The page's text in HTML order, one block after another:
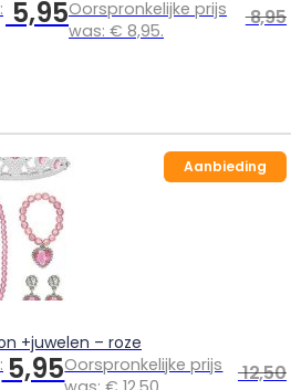
8,95
Oorspronkelijke prijs
was: € 8,95.
5,95
+juwelen – roze
12,50
Oorspronkelijke prijs
5,95
Aanbieding